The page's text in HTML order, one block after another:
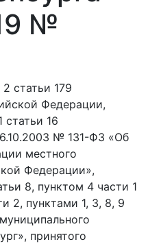
№
статьи 179
Федерации,
статьи 16
№ 131-ФЗ «Об
местного
Федерации»,
8, пунктом 4 части 1
2, пунктами 1, 3, 8, 9
принятого